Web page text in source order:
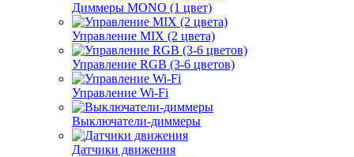
Диммеры MONO (1 цвет)
Управление MIX (2 цвета)
Управление RGB (3-6 цветов)
Управление Wi-Fi
Выключатели-диммеры
Датчики движения